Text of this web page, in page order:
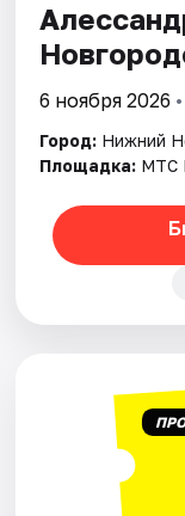
6 ноября 2026
Город: Нижний
Площадка: МТС